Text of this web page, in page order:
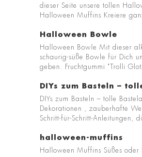
dieser Seite unsere tollen
Halloween Muffins Kreiere
Halloween Bowle
Halloween Bowle Mit dieser
schaurig-süße Bowle für Dich
geben. Fruchtgummi "Trolli
DIYs zum Basteln –
DIYs zum Basteln – tolle
Dekorationen , zauberhafte
Schritt-für-Schritt-Anleitungen,
halloween-muffins
Halloween Muffins Süßes oder